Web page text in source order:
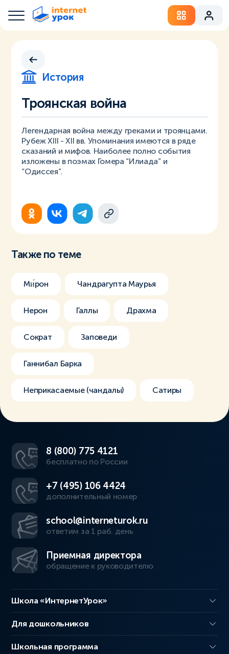
История
Троянская война
Легендарная война между греками и троянцами.
Рубеж XIII - XII вв. Упоминания имеются в ряде
сказаний и мифов. Наиболее полно события
изложены в поэмах Гомера “Илиада” и
“Одиссея”.
Также по теме
Ми́рон Чандрагупта Маурья
Нерон Галлы Драхма
Сократ Заповеди
Ганнибал Барка
Неприкасаемые (чандалы) Сатиры
8 (800) 775 4121
бесплатно по России
+7 (495) 106 4424
дополнительный номер
school@interneturok.ru
ответим за 1 раб. день
Приемная директора
обращение к руководителю
Школа «ИнтернетУрок»
Для дошкольников
Школьная программа